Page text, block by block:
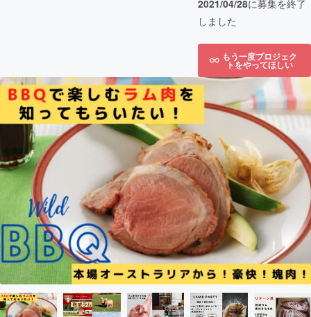
2021/04/28に募集を終了
しました
もう一度プロジェク
トをやってほしい